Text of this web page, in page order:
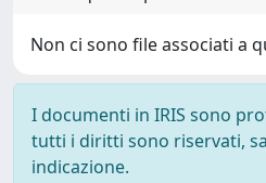
Non ci sono file associati a
I documenti in IRIS sono
tutti i diritti sono riservati,
indicazione.